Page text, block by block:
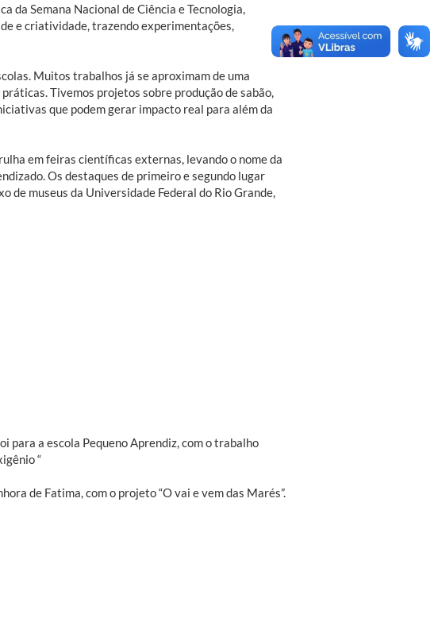
da Semana Nacional de Ciência e Tecnologia,
e criatividade, trazendo experimentações,
Muitos trabalhos já se aproximam de uma
Tivemos projetos sobre produção de sabão,
que podem gerar impacto real para além da
em feiras científicas externas, levando o nome da
Os destaques de primeiro e segundo lugar
de museus da Universidade Federal do Rio Grande,
para a escola Pequeno Aprendiz, com o trabalho
“
de Fatima, com o projeto “O vai e vem das Marés”.